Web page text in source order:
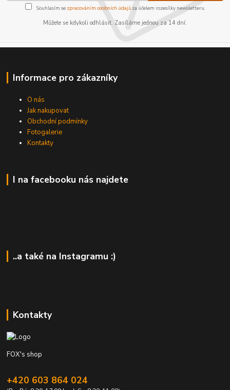
Souhlasím se zpracováním osobních údajůza účelem rozesílky newsletteru.
Můžete se kdykoli odhlásit. Zasíláme jednou za 14 dní.
Informace pro zákazníky
O nás
Jak nakupovat
Obchodní podmínky
Fotogalerie
Kontakty
I na facebooku nás najdete
..a také na Instagramu :)
Kontakty
FOX's shop
+420 603 864 024